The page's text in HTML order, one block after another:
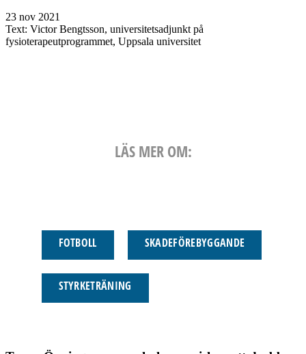
23 nov 2021
Text: Victor Bengtsson, universitetsadjunkt på
fysioterapeutprogrammet, Uppsala universitet
LÄS MER OM:
FOTBOLL SKADEFÖREBYGGANDE
STYRKETRÄNING